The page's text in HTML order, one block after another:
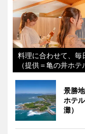
料理に合わせて、毎
（提供＝亀の井ホテ
景勝
ホテ
灘）